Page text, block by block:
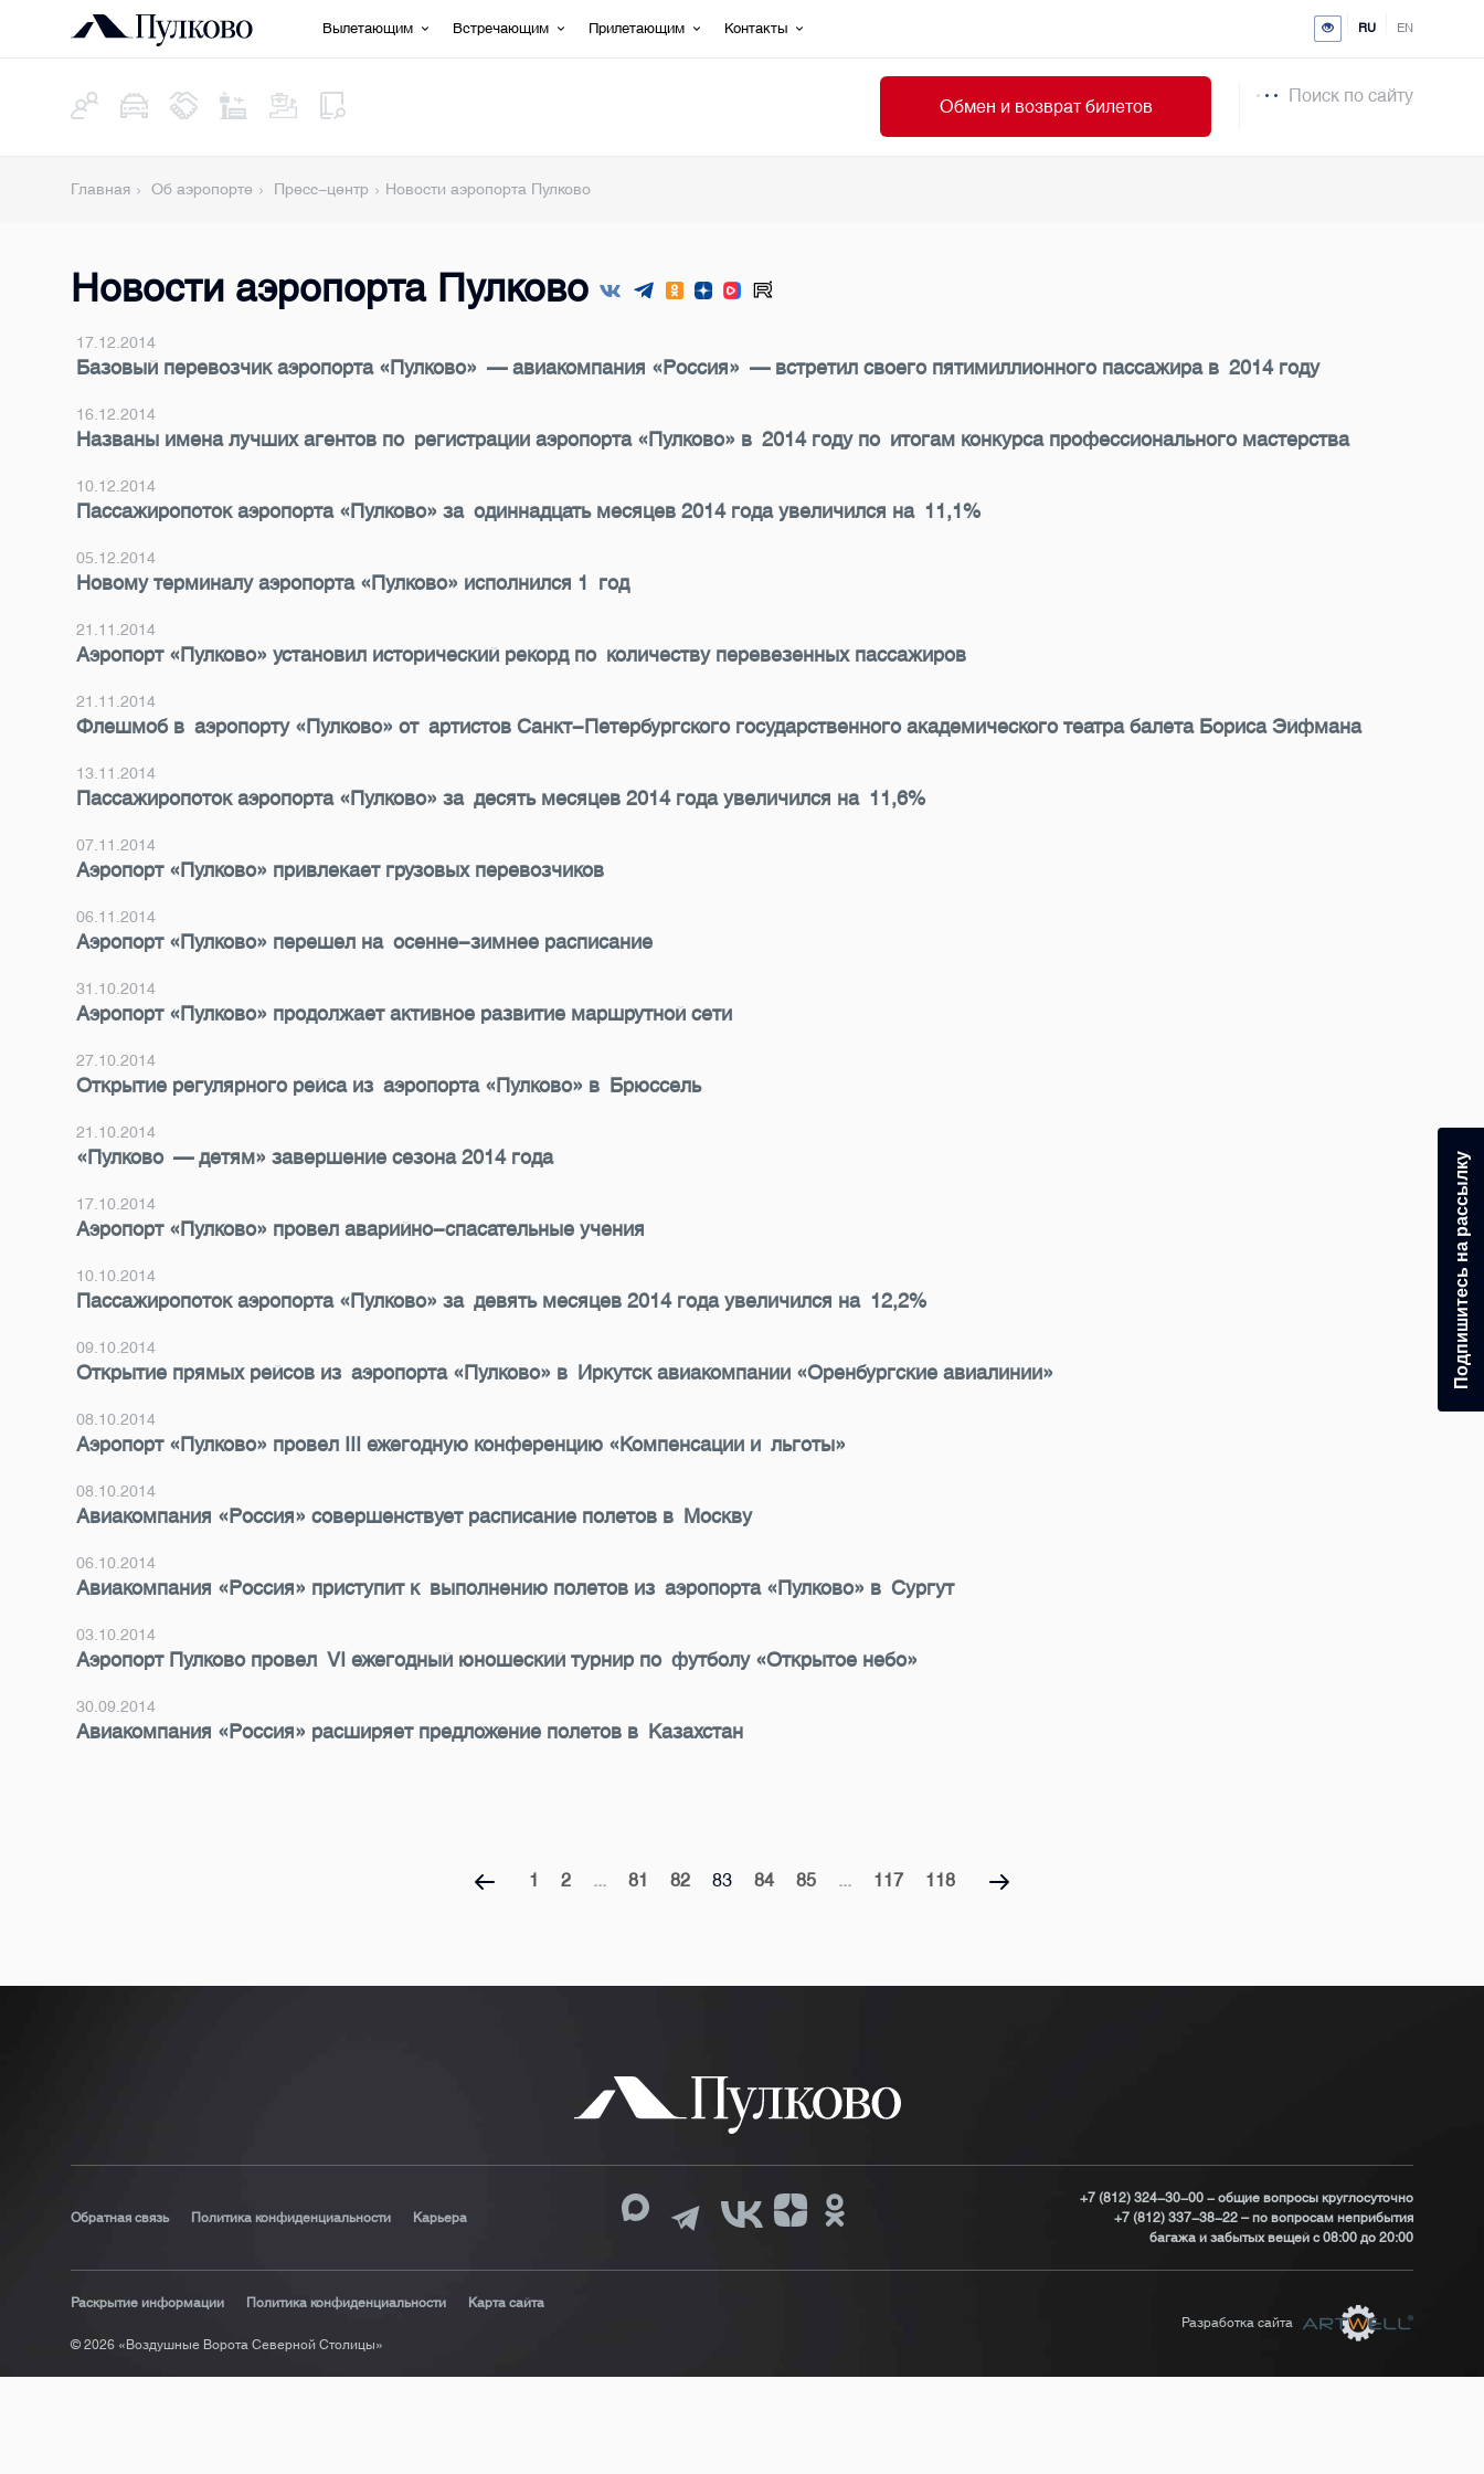
Вылетающим Встречающим Прилетающим Контакты RU EN
Обмен и возврат билетов
Поиск по сайту
Главная Об аэропорте Пресс-центр Новости аэропорта Пулково
Новости аэропорта Пулково
17.12.2014
Базовый перевозчик аэропорта «Пулково» — авиакомпания «Россия» — встретил своего пятимиллионного пассажира в 2014 году
16.12.2014
Названы имена лучших агентов по регистрации аэропорта «Пулково» в 2014 году по итогам конкурса профессионального мастерства
10.12.2014
Пассажиропоток аэропорта «Пулково» за одиннадцать месяцев 2014 года увеличился на 11,1%
05.12.2014
Новому терминалу аэропорта «Пулково» исполнился 1 год
21.11.2014
Аэропорт «Пулково» установил исторический рекорд по количеству перевезенных пассажиров
21.11.2014
Флешмоб в аэропорту «Пулково» от артистов Санкт-Петербургского государственного академического театра балета Бориса Эйфмана
13.11.2014
Пассажиропоток аэропорта «Пулково» за десять месяцев 2014 года увеличился на 11,6%
07.11.2014
Аэропорт «Пулково» привлекает грузовых перевозчиков
06.11.2014
Аэропорт «Пулково» перешел на осенне-зимнее расписание
31.10.2014
Аэропорт «Пулково» продолжает активное развитие маршрутной сети
27.10.2014
Открытие регулярного рейса из аэропорта «Пулково» в Брюссель
21.10.2014
«Пулково — детям» завершение сезона 2014 года
17.10.2014
Аэропорт «Пулково» провел аварийно-спасательные учения
10.10.2014
Пассажиропоток аэропорта «Пулково» за девять месяцев 2014 года увеличился на 12,2%
09.10.2014
Открытие прямых рейсов из аэропорта «Пулково» в Иркутск авиакомпании «Оренбургские авиалинии»
08.10.2014
Аэропорт «Пулково» провел III ежегодную конференцию «Компенсации и льготы»
08.10.2014
Авиакомпания «Россия» совершенствует расписание полетов в Москву
06.10.2014
Авиакомпания «Россия» приступит к выполнению полетов из аэропорта «Пулково» в Сургут
03.10.2014
Аэропорт Пулково провел VI ежегодный юношеский турнир по футболу «Открытое небо»
30.09.2014
Авиакомпания «Россия» расширяет предложение полетов в Казахстан
1 2 ... 81 82 83 84 85 ... 117 118
Обратная связь Политика конфиденциальности Карьера
+7 (812) 324-30-00 - общие вопросы круглосуточно
+7 (812) 337-38-22 – по вопросам неприбытия
багажа и забытых вещей с 08:00 до 20:00
Раскрытие информации Политика конфиденциальности Карта сайта
© 2026 «Воздушные Ворота Северной Столицы»
Разработка сайта
Подпишитесь на рассылку